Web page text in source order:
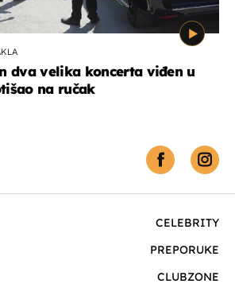
dva velika koncerta viđen u
na ručak
CELEBRITY
PREPORUKE
CLUBZONE